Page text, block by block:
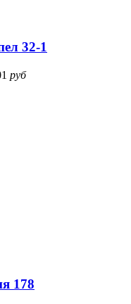
32-1
руб
178